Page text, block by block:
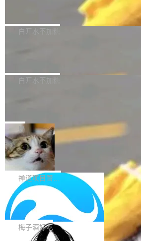
组成：H3-Context-IR 负责多模态指令理解
排（闭源，提供 API）；H3-Base 是核心
型，33B 参数，负责 768p 音视频生成（
模型 API 调用服务和模型文件。
Flash-0731 经过大量后训练工作，智能体
大幅增强，指令遵循能力大幅增强。在多
模型 API 调用服务，用户无需繁琐环境配
Docker 29.7.1 现已发布，具体更新内容
Bug fixes and enhancements 修复了一个
绝遍历绝对符号链接的容器路径，例如/
更新说明：https://github.com/moby/...
白开水不加糖
计语言和 React 组件库。Ant Design 6.5.3
ut.OTP 的 mask 为 true 时仍显示原始值的
题。#58805 修复 Input.TextArea 调整大
在触摸设备上显示为小圆点的问题。
pography 优化 Typography 省略提示在
中的渲染性能。#58806 修复
白开水不加糖
比它便宜的。 Artificial Analysis 更新了
eek V4 Flash 0731 的完整评测。一张
nce Index vs Cost per Task 的散点图上，
个模型排成一列，V4 Flash 贴着底部：
一次任务。 V4 Flash 的 Intelligence
分 50，在 101 个模型中排第 3。排在它
的：Claude Opus 5（61 分）、Claude
5（60 分）、GPT-5.6 Sol（59 分）、
（57 分）、Grok 4...
局
禅道开源版 22.4 发布，内置 DevOps4.
0 正式版，提供从代码提交到交付的全
生命周期的管理能力
大家好， 禅道开源版22.4发布啦！本次发
带来了DevOps4.0系列的首个正式版本。
ps4.0内置与禅道DevOps专业版同源的代
核心，依托于全自研的GitFox代码托管引擎
们提供了从代码提交到交付的全生命周期的
能力。同时，我们 对禅道DevOps现有底
进行了革命性的重构，为后续AI辅助编程
Solon 的 10 种 HTTP 服务器：改一行
依赖，换一个引擎
用 Solon 做线上项目有一阵子了，有个点
接触的人觉得意外：服务器引擎是让你选
olon 内核约 0.3MB，不内置固定的 HTTP
梅子酒好吃